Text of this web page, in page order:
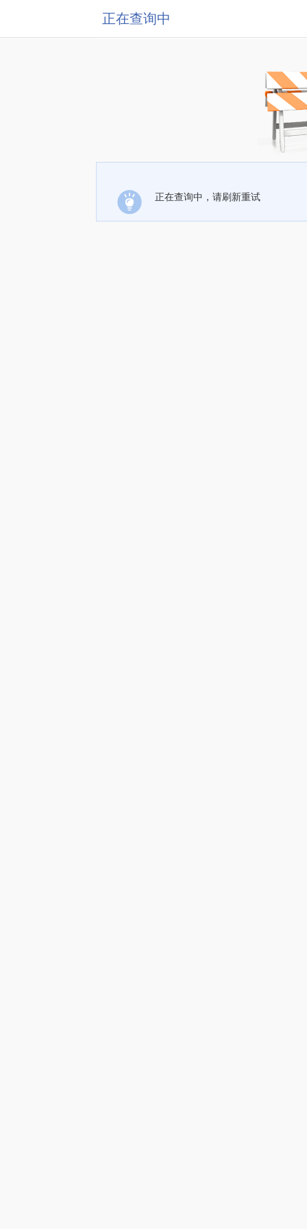
正在查询中
正在查询中，请刷新重试